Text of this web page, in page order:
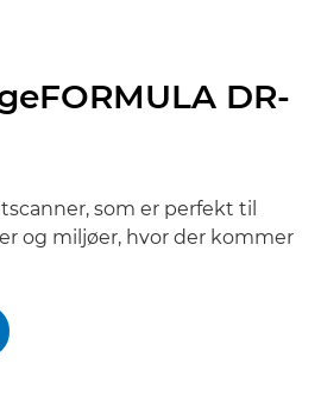
DR-
som er perfekt til
og miljøer, hvor der kommer